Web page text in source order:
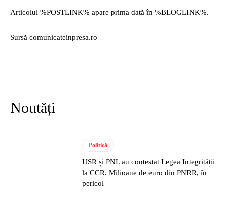
Articolul %POSTLINK% apare prima dată în %BLOGLINK%.
Sursă comunicateinpresa.ro
Noutăți
Politică
USR și PNL au contestat Legea Integrității
la CCR. Milioane de euro din PNRR, în
pericol